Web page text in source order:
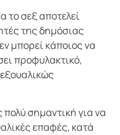
το σεξ αποτελεί
της δημόσιας
μπορεί κάποιος να
προφυλακτικό,
πολύ σημαντική για να
επαφές, κατά